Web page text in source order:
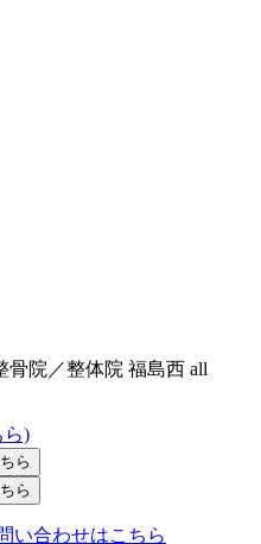
骨院／整体院 福島西 all